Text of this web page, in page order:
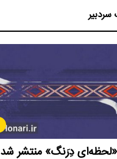
سردبیر
«لحظه‌ای دِرَنگ» منتشر شد